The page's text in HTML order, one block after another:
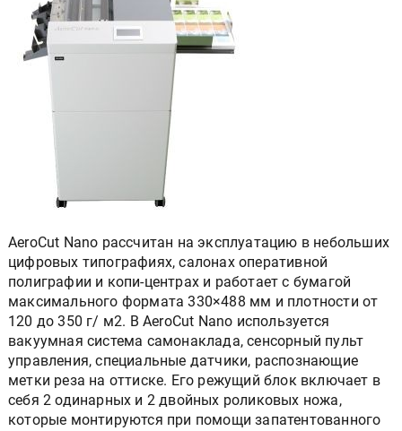
AeroCut Nano рассчитан на эксплуатацию в небольших
цифровых типографиях, салонах оперативной
полиграфии и копи-центрах и работает с бумагой
максимального формата 330×488 мм и плотности от
120 до 350 г/ м2. В AeroCut Nano используется
вакуумная система самонаклада, сенсорный пульт
управления, специальные датчики, распознающие
метки реза на оттиске. Его режущий блок включает в
себя 2 одинарных и 2 двойных роликовых ножа,
которые монтируются при помощи запатентованного